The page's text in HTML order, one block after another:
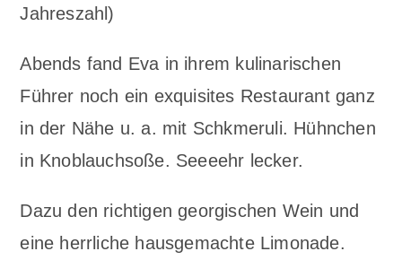
Jahreszahl)
Abends fand Eva in ihrem kulinarischen
Führer noch ein exquisites Restaurant ganz
in der Nähe u. a. mit Schkmeruli. Hühnchen
in Knoblauchsoße. Seeeehr lecker.
Dazu den richtigen georgischen Wein und
eine herrliche hausgemachte Limonade.